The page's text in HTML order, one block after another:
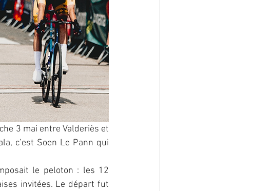
3 mai entre Valderiès et
c’est Soen Le Pann qui
le peloton : les 12
invitées. Le départ fut